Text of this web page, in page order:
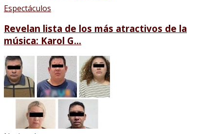
Espectáculos
Revelan lista de los más atractivos de la
música: Karol G...